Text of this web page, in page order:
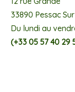
33890 Pessac
Du lundi au
(+33 05 57 40 29